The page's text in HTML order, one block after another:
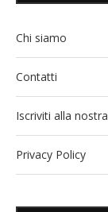
Chi siamo
Contatti
Iscriviti alla
Privacy Policy